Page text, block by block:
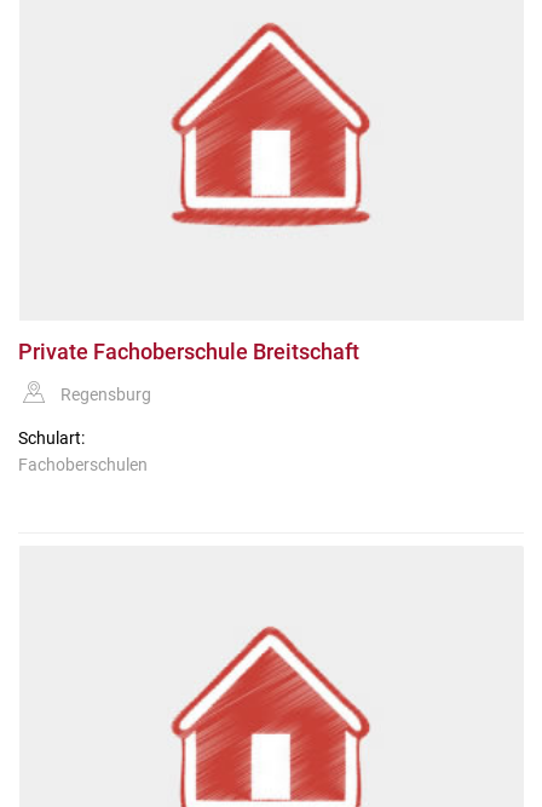
Private Fachoberschule Breitschaft
Regensburg
Schulart:
Fachoberschulen